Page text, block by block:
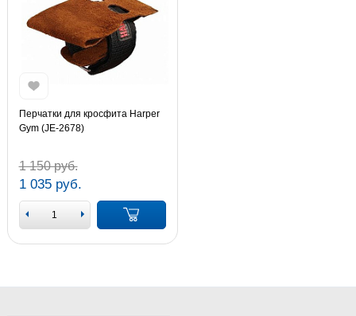
Перчатки для кросфита Harper
Gym (JE-2678)
1 150 руб.
1 035 руб.